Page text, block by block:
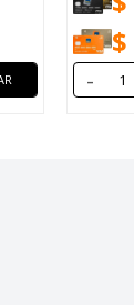
$
-